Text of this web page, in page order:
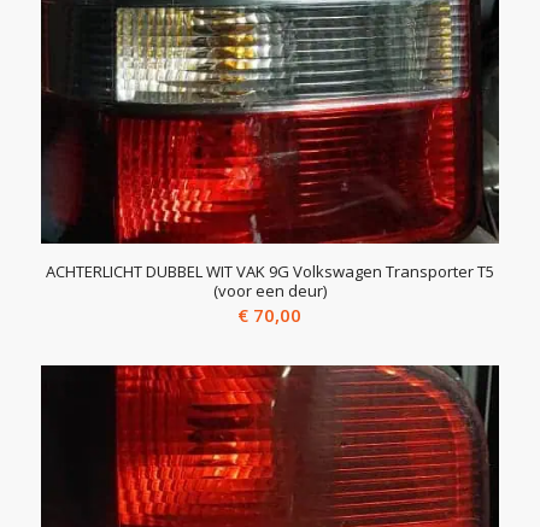
ACHTERLICHT DUBBEL WIT VAK 9G Volkswagen Transporter T5
(voor een deur)
€ 70,00